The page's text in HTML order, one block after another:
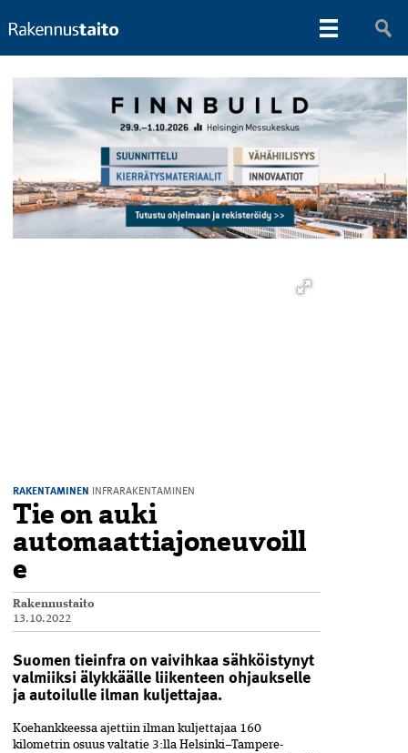
RAKENTAMINEN INFRARAKENTAMINEN
Tie on auki
automaattiajoneuvoill
e
Rakennustaito
13.10.2022
Suomen tieinfra on vaivihkaa sähköistynyt
valmiiksi älykkäälle liikenteen ohjaukselle
ja autoilulle ilman kuljettajaa.
Koehankkeessa ajettiin ilman kuljettajaa 160
kilometrin osuus valtatie 3:lla Helsinki–Tampere-